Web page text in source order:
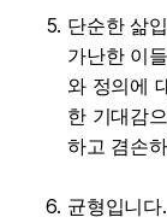
단순한 삶
가난한 이
와 정의에
한 기대감
하고 겸손
균형입니